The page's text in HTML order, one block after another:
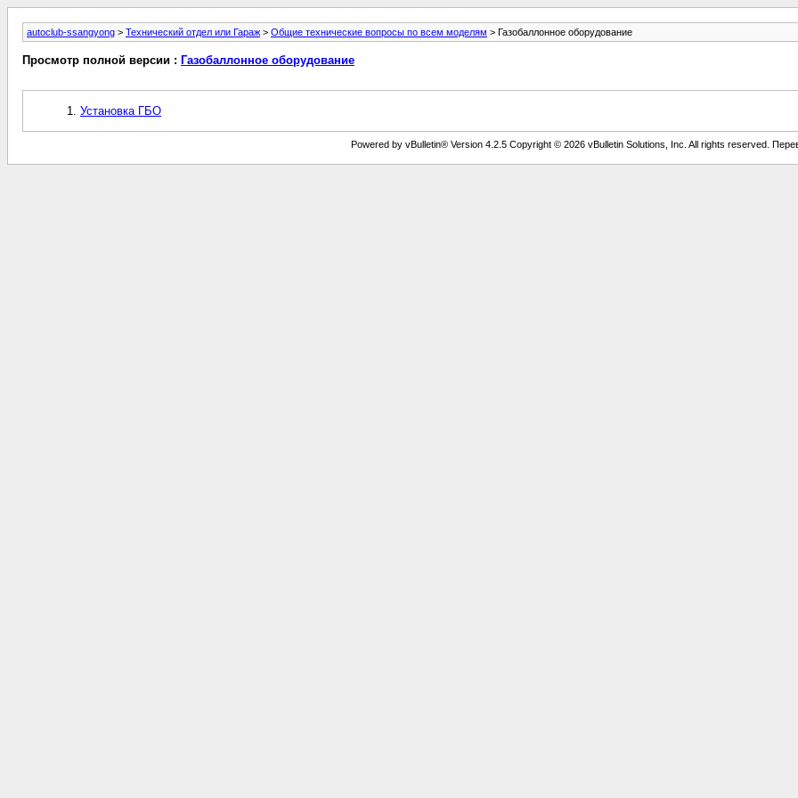
autoclub-ssangyong > Технический отдел или Гараж > Общие технические вопросы по всем моделям > Газобаллонное оборудование
Просмотр полной версии : Газобаллонное оборудование
Установка ГБО
Powered by vBulletin® Version 4.2.5 Copyright © 2026 vBulletin Solutions, Inc. All rights reserved.